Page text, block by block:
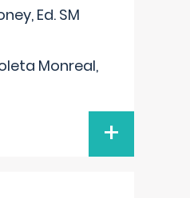
Ed. SM
Monreal,
+